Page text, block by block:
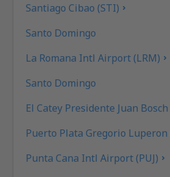
Santiago Cibao (STI)
Santo Domingo
La Romana Intl Airport (LRM)
Santo Domingo
El Catey Presidente Juan Bosch
Puerto Plata Gregorio Luperon
Punta Cana Intl Airport (PUJ)